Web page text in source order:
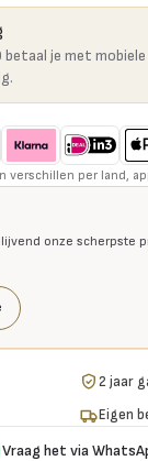
betaal je met
per land,
onze scherpste
2 jaar
Eigen
Vraag het via